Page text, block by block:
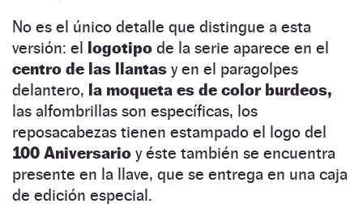
No es el único detalle que distingue a esta
versión: el logotipo de la serie aparece en el
centro de las llantas y en el paragolpes
delantero, la moqueta es de color burdeos,
las alfombrillas son específicas, los
reposacabezas tienen estampado el logo del
100 Aniversario y éste también se encuentra
presente en la llave, que se entrega en una caja
de edición especial.